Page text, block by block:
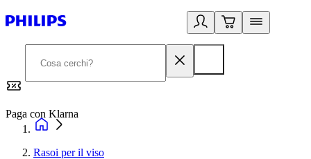
Paga con Klarna
Rasoi per il viso